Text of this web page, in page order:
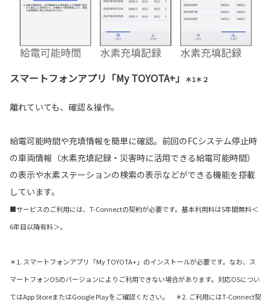
スマートフォンアプリ「My TOYOTA+」 ＊1＊２
離れていても、確認＆操作。
給電可能時間や充填情報を簡単に確認。前回のFCシステム停止時
の車両情報（水素充填記録・災害時に活用できる給電可能時間）
の表示や水素ステーションの検索の表示などができる機能を搭載
しています。
■サービスのご利用には、T-Connectの契約が必要です。基本利用料は5年間無料＜
6年目以降有料＞。
＊1. スマートフォンアプリ「My TOYOTA+」のインストールが必要です。なお、ス
マートフォンOSのバージョンによりご利用できない場合があります。対応OSについ
てはApp StoreまたはGoogle Playをご確認ください。 ＊2. ご利用にはT-Connect契